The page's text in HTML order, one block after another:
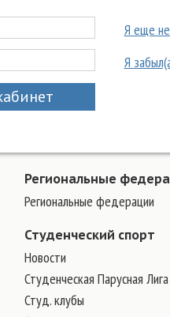
Я еще не
Я
Региональные
Региональные федерации
Студенческий спорт
Новости
Студенческая Парусная Лига
Студ. клубы